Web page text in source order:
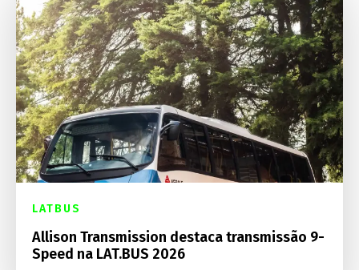
LATBUS
Allison Transmission destaca transmissão 9-
Speed na LAT.BUS 2026